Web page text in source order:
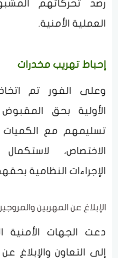
رصد تحركاتهم
العملية الأمنية.
إحباط تهريب مخدرات
وعلى الفور تم اتخاذ
الأولية بحق
تسليمهم مع
الاختصاص،
الإجراءات النظامية
الإبلاغ عن المهربين
دعت الجهات الأمنية
إلى التعاون